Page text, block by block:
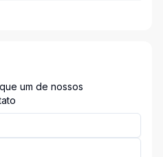
um de nossos